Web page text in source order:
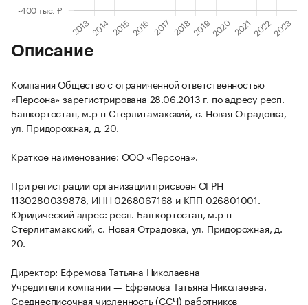
Описание
Компания Общество с ограниченной ответственностью
«Персона» зарегистрирована 28.06.2013 г. по адресу респ.
Башкортостан, м.р-н Стерлитамакский, с. Новая Отрадовка,
ул. Придорожная, д. 20.
Краткое наименование: ООО «Персона».
При регистрации организации присвоен ОГРН
1130280039878, ИНН 0268067168 и КПП 026801001.
Юридический адрес: респ. Башкортостан, м.р-н
Стерлитамакский, с. Новая Отрадовка, ул. Придорожная, д.
20.
Директор: Ефремова Татьяна Николаевна
Учредители компании — Ефремова Татьяна Николаевна.
Среднесписочная численность (ССЧ) работников